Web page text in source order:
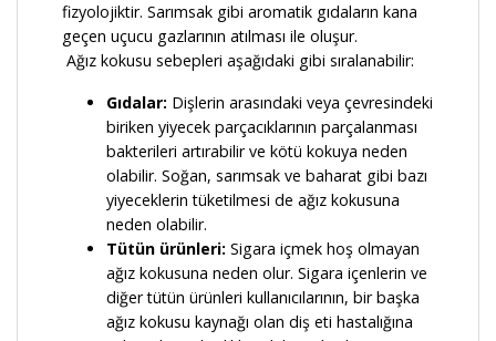
fizyolojiktir. Sarımsak gibi aromatik gıdaların kana
geçen uçucu gazlarının atılması ile oluşur.
Ağız kokusu sebepleri aşağıdaki gibi sıralanabilir:
Gıdalar: Dişlerin arasındaki veya çevresindeki
biriken yiyecek parçacıklarının parçalanması
bakterileri artırabilir ve kötü kokuya neden
olabilir. Soğan, sarımsak ve baharat gibi bazı
yiyeceklerin tüketilmesi de ağız kokusuna
neden olabilir.
Tütün ürünleri: Sigara içmek hoş olmayan
ağız kokusuna neden olur. Sigara içenlerin ve
diğer tütün ürünleri kullanıcılarının, bir başka
ağız kokusu kaynağı olan diş eti hastalığına